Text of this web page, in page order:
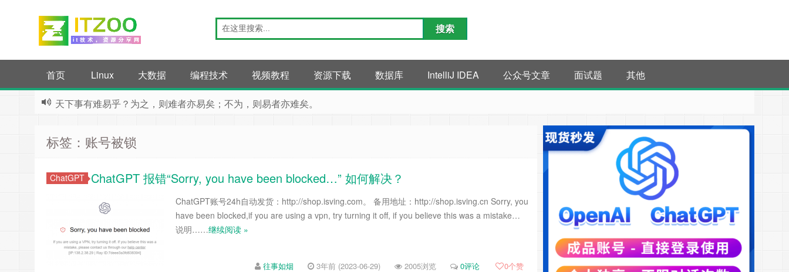
首页 Linux 大数据 编程技术 视频教程 资源下载 数据库 IntelliJ IDEA 公众号文章 面试题 其他
天下事有难易乎？为之，则难者亦易矣；不为，则易者亦难矣。
标签：账号被锁
ChatGPT ChatGPT 报错“Sorry, you have been blocked…” 如何解决？
ChatGPT账号24h自动发货：http://shop.isving.com。 备用地址：http://shop.isving.cn Sorry, you
have been blocked,if you are using a vpn, try turning it off, if you believe this was a mistake…
说明……继续阅读 »
往事如烟 3年前 (2023-06-29) 2005浏览 0评论 0个赞